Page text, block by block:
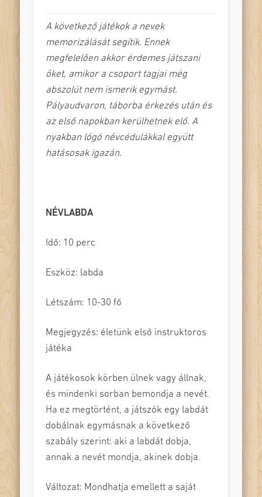
A következő játékok a nevek
memorizálását segítik. Ennek
megfelelően akkor érdemes játszani
őket, amikor a csoport tagjai még
abszolút nem ismerik egymást.
Pályaudvaron, táborba érkezés után és
az első napokban kerülhetnek elő. A
nyakban lógó névcédulákkal együtt
hatásosak igazán.
NÉVLABDA
Idő: 10 perc
Eszköz: labda
Létszám: 10-30 fő
Megjegyzés: életünk első instruktoros
játéka
A játékosok körben ülnek vagy állnak,
és mindenki sorban bemondja a nevét.
Ha ez megtörtént, a játszók egy labdát
dobálnak egymásnak a következő
szabály szerint: aki a labdát dobja,
annak a nevét mondja, akinek dobja.
Változat: Mondhatja emellett a saját